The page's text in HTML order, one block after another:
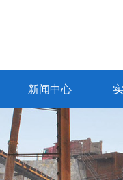
新闻中心